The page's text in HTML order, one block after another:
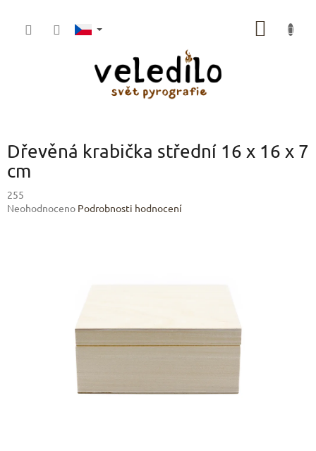
Dřevěná krabička střední 16 x 16 x 7
cm
255
Průměrné
Neohodnoceno Podrobnosti hodnocení